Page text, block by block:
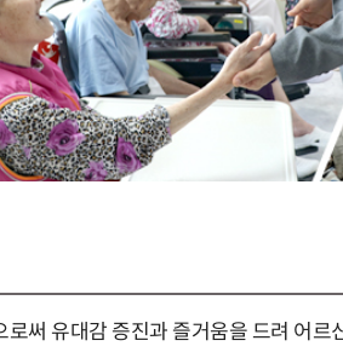
써 유대감 증진과 즐거움을 드려 어르